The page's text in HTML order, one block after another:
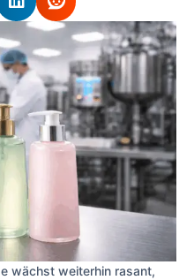
wächst weiterhin rasant,